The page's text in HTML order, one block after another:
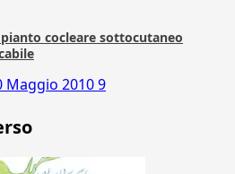
cocleare sottocutaneo
Maggio 20109